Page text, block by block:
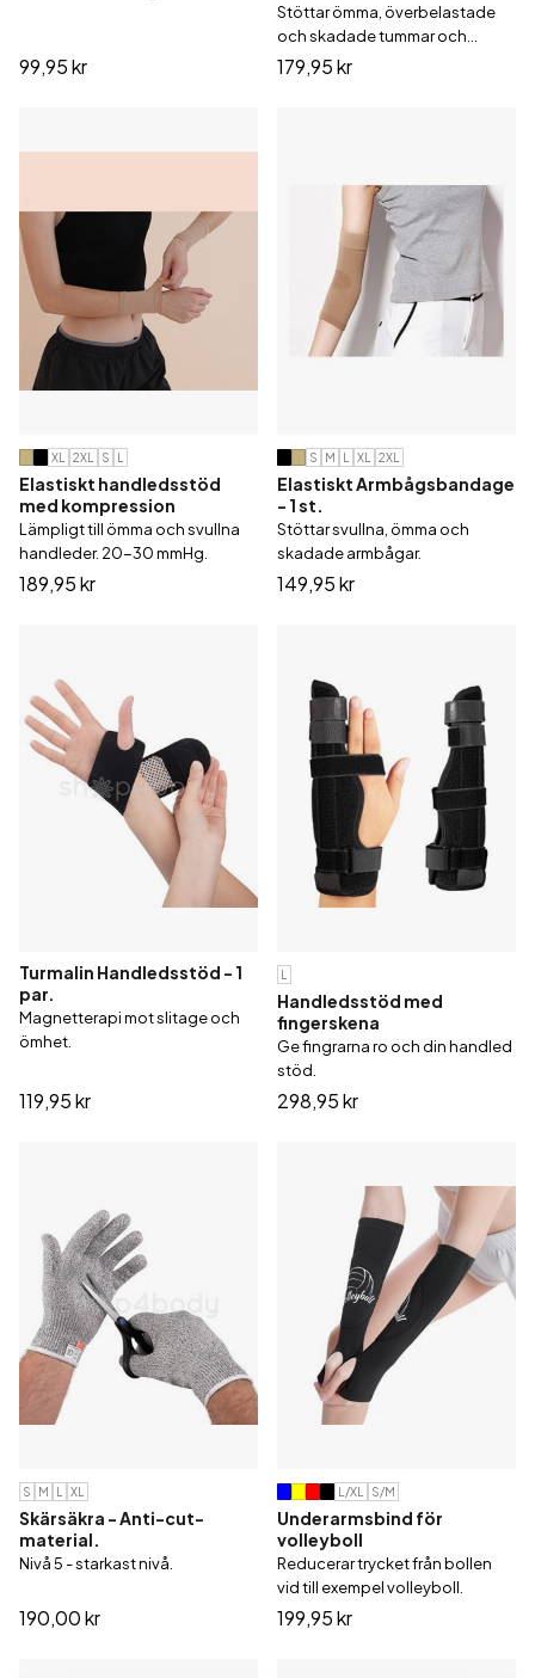
99,95 kr
Stöttar ömma, överbelastade
och skadade tummar och
handleder.
179,95 kr
XL 2XL S L
Elastiskt handledsstöd
med kompression
Lämpligt till ömma och svullna
handleder. 20-30 mmHg.
189,95 kr
S M L XL 2XL
Elastiskt Armbågsbandage
- 1 st.
Stöttar svullna, ömma och
skadade armbågar.
149,95 kr
Turmalin Handledsstöd - 1
par.
Magnetterapi mot slitage och
ömhet.
119,95 kr
L
Handledsstöd med
fingerskena
Ge fingrarna ro och din handled
stöd.
298,95 kr
S M L XL
Skärsäkra - Anti-cut-
material.
Nivå 5 - starkast nivå.
190,00 kr
L/XL S/M
Underarmsbind för
volleyboll
Reducerar trycket från bollen
vid till exempel volleyboll.
199,95 kr